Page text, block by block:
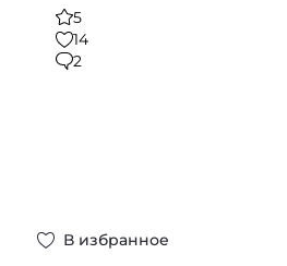
5
14
2
В избранное